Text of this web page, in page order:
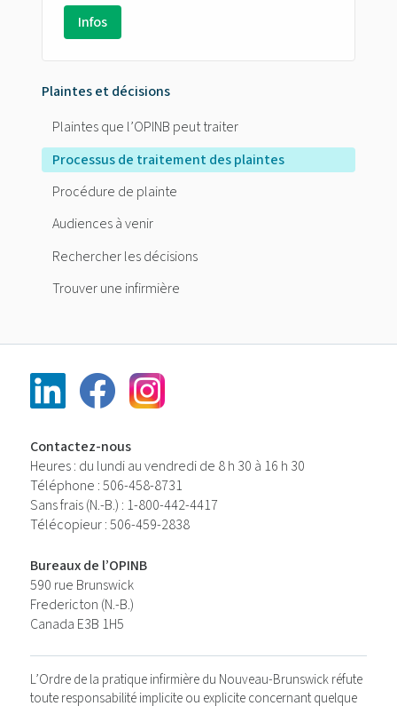
Infos
Plaintes et décisions
Plaintes que l’OPINB peut traiter
Processus de traitement des plaintes
Procédure de plainte
Audiences à venir
Rechercher les décisions
Trouver une infirmière
Contactez-nous
Heures : du lundi au vendredi de 8 h 30 à 16 h 30
Téléphone : 506-458-8731
Sans frais (N.-B.) : 1-800-442-4417
Télécopieur : 506-459-2838
Bureaux de l’OPINB
590 rue Brunswick
Fredericton (N.-B.)
Canada E3B 1H5
L’Ordre de la pratique infirmière du Nouveau-Brunswick réfute
toute responsabilité implicite ou explicite concernant quelque